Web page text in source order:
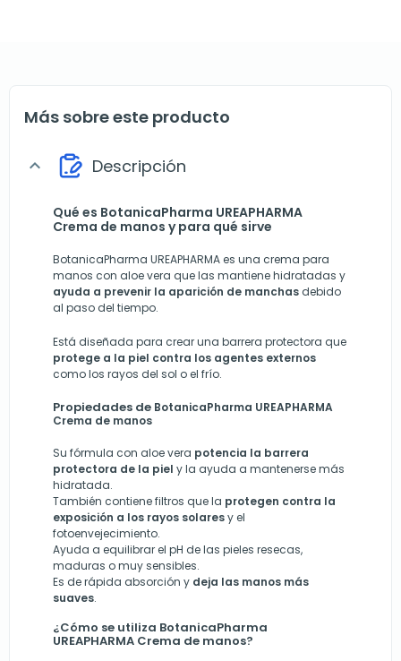
Más sobre este producto
expand_more Descripción
Qué es BotanicaPharma UREAPHARMA
Crema de manos y para qué sirve
BotanicaPharma UREAPHARMA es una crema para
manos con aloe vera que las mantiene hidratadas y
ayuda a prevenir la aparición de manchas debido
al paso del tiempo.
Está diseñada para crear una barrera protectora que
protege a la piel contra los agentes externos
como los rayos del sol o el frío.
Propiedades de BotanicaPharma UREAPHARMA
Crema de manos
Su fórmula con aloe vera potencia la barrera
protectora de la piel y la ayuda a mantenerse más
hidratada.
También contiene filtros que la protegen contra la
exposición a los rayos solaresy el
fotoenvejecimiento.
Ayuda a equilibrar el pH de las pieles resecas,
maduras o muy sensibles.
Es de rápida absorción y deja las manos más
suaves.
¿Cómo se utiliza BotanicaPharma
UREAPHARMA Crema de manos?